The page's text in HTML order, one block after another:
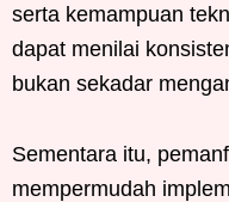
serta kemampuan
dapat menilai
bukan sekadar
Sementara itu,
mempermudah